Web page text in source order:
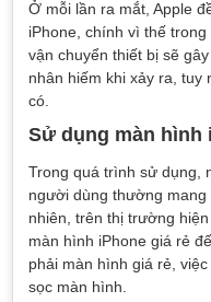
Ở mỗi lần ra mắt, Apple
iPhone, chính vì thế
vận chuyển thiết bị sẽ
nhân hiếm khi xảy ra, tuy
có.
Sử dụng màn hình
Trong quá trình sử dụng,
người dùng thường
nhiên, trên thị trường
màn hình iPhone giá rẻ
phải màn hình giá rẻ,
sọc màn hình.